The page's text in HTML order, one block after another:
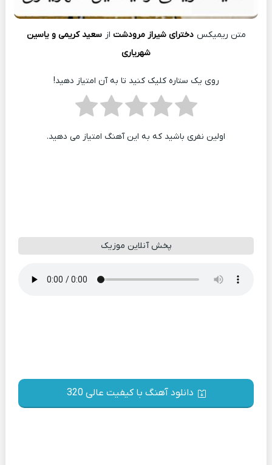
متن ریمیکس دخترای شیراز مرودشت از سعید کریمی و یاسین
شهریاری
روی یک ستاره کلیک کنید تا به آن امتیاز دهید!
اولین نفری باشید که به این آهنگ امتیاز می دهید.
پخش آنلاین موزیک
دانلود آهنگ با کیفیت عالی 320